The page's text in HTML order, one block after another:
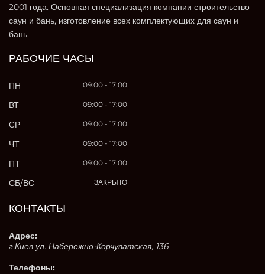
2001 года. Основная специализация компании строительство
саун и бань, изготовление всех комплектующих для саун и
бань.
РАБОЧИЕ ЧАСЫ
ПН 09:00 - 17:00
ВТ 09:00 - 17:00
СР 09:00 - 17:00
ЧТ 09:00 - 17:00
ПТ 09:00 - 17:00
СБ/ВС ЗАКРЫТО
КОНТАКТЫ
Адрес:
г.Киев ул. Набережно-Корчуватская, 136
Телефоны: